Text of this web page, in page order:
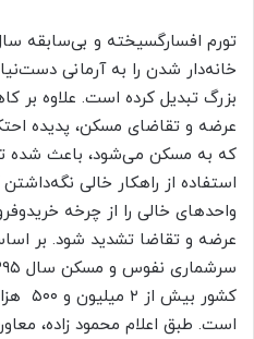
تورم افسارگسیخته و بی‌سابقه
خانه‌دار شدن را به آرمانی
بزرگ تبدیل کرده است. علاوه بر
عرضه و تقاضای مسکن، پدیده
که به مسکن می‌شود، باعث شده
استفاده از راهکار خالی
واحدهای خالی را از چرخه
عرضه و تقاضا تشدید شود. بر
است. طبق اعلام محمود زاده،